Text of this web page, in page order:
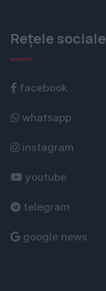
Rețele sociale
facebook
whatsapp
instagram
youtube
telegram
google news